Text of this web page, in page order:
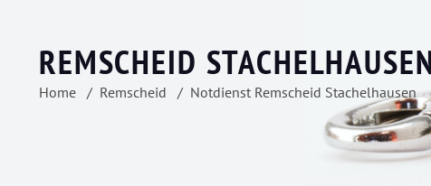
REMSCHEID
Home Remscheid Notdienst Remscheid Stachelhausen